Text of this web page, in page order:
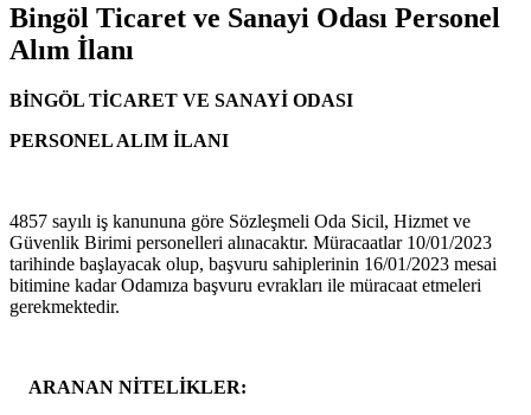
Bingöl Ticaret ve Sanayi Odası Personel
Alım İlanı
BİNGÖL TİCARET VE SANAYİ ODASI
PERSONEL ALIM İLANI
4857 sayılı iş kanununa göre Sözleşmeli Oda Sicil, Hizmet ve
Güvenlik Birimi personelleri alınacaktır. Müracaatlar 10/01/2023
tarihinde başlayacak olup, başvuru sahiplerinin 16/01/2023 mesai
bitimine kadar Odamıza başvuru evrakları ile müracaat etmeleri
gerekmektedir.
ARANAN NİTELİKLER: